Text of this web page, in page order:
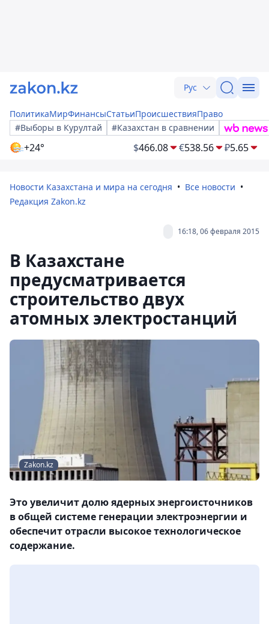
Рус
ПолитикаМирФинансыСтатьиПроисшествияПраво
#Выборы в Курултай
#Казахстан в сравнении
+24° $466.08 €538.56 ₽5.65
Новости Казахстана и мира на сегодня
Все новости
Редакция Zakon.kz
16:18, 06 февраля 2015
В Казахстане
предусматривается
строительство двух
атомных электростанций
Zakon.kz
Это увеличит долю ядерных энергоисточников
в общей системе генерации электроэнергии и
обеспечит отрасли высокое технологическое
содержание.